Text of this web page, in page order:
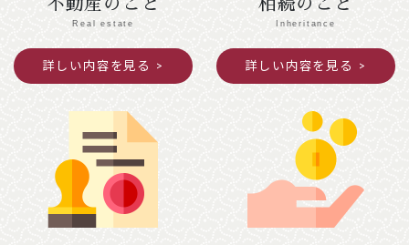
【京都市 北区役所】（変更前）３階第４・
５会議室 → （変更後）本庁舎２階第２会議
室、西庁舎２階会議室
2025年12月04日
年末年始閉館のお知らせ
令和７年１２月２７日（土）～令和８年１月４
日（日）閉館します。
不動産のこと
Real estate
詳しい内容を見る
相続のこと
Inheritance
詳しい内容を見る